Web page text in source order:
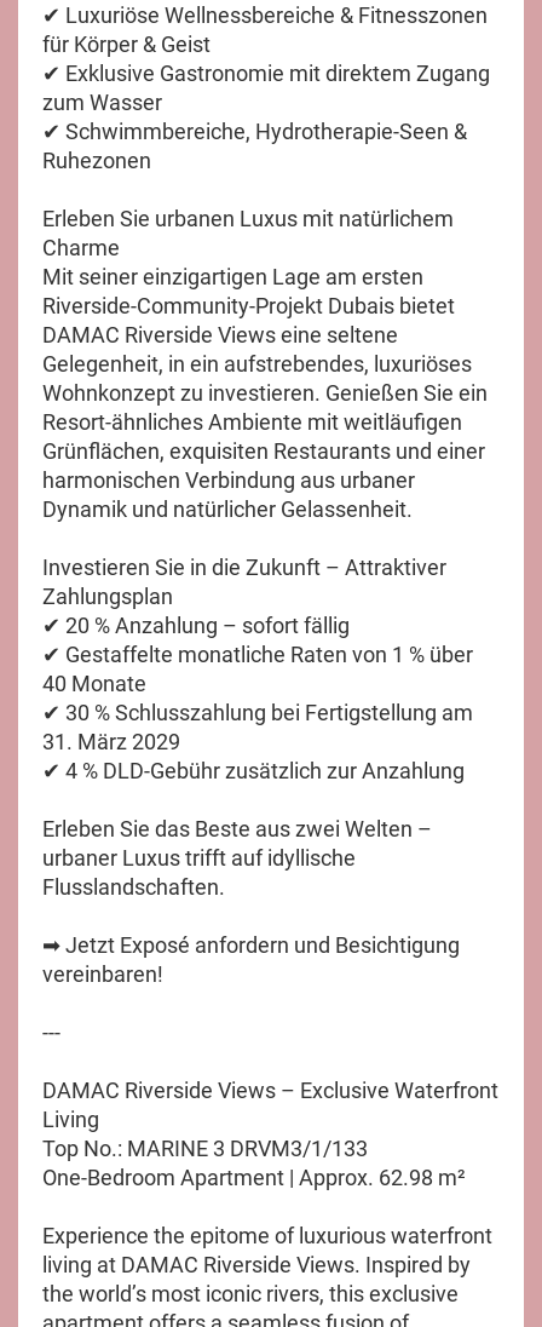
✔ Luxuriöse Wellnessbereiche & Fitnesszonen
für Körper & Geist
✔ Exklusive Gastronomie mit direktem Zugang
zum Wasser
✔ Schwimmbereiche, Hydrotherapie-Seen &
Ruhezonen
Erleben Sie urbanen Luxus mit natürlichem
Charme
Mit seiner einzigartigen Lage am ersten
Riverside-Community-Projekt Dubais bietet
DAMAC Riverside Views eine seltene
Gelegenheit, in ein aufstrebendes, luxuriöses
Wohnkonzept zu investieren. Genießen Sie ein
Resort-ähnliches Ambiente mit weitläufigen
Grünflächen, exquisiten Restaurants und einer
harmonischen Verbindung aus urbaner
Dynamik und natürlicher Gelassenheit.
Investieren Sie in die Zukunft – Attraktiver
Zahlungsplan
✔ 20 % Anzahlung – sofort fällig
✔ Gestaffelte monatliche Raten von 1 % über
40 Monate
✔ 30 % Schlusszahlung bei Fertigstellung am
31. März 2029
✔ 4 % DLD-Gebühr zusätzlich zur Anzahlung
Erleben Sie das Beste aus zwei Welten –
urbaner Luxus trifft auf idyllische
Flusslandschaften.
➡ Jetzt Exposé anfordern und Besichtigung
vereinbaren!
---
DAMAC Riverside Views – Exclusive Waterfront
Living
Top No.: MARINE 3 DRVM3/1/133
One-Bedroom Apartment | Approx. 62.98 m²
Experience the epitome of luxurious waterfront
living at DAMAC Riverside Views. Inspired by
the world’s most iconic rivers, this exclusive